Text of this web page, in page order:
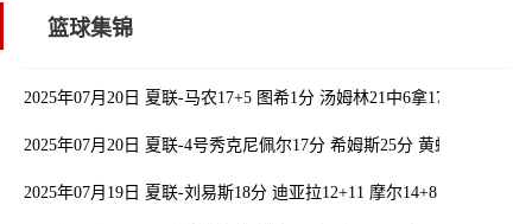
篮球集锦
2025年07月20日 夏联-马农17+5 图希1分 汤姆林21中6拿17+7 勇士轻
2025年07月20日 夏联-4号秀克尼佩尔17分 希姆斯25分 黄蜂大胜雷霆
2025年07月19日 夏联-刘易斯18分 迪亚拉12+11 摩尔14+8 独行侠轻取